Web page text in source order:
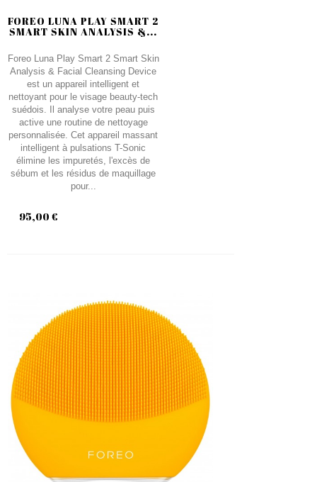
FOREO LUNA PLAY SMART 2
SMART SKIN ANALYSIS &...
Foreo Luna Play Smart 2 Smart Skin
Analysis & Facial Cleansing Device
est un appareil intelligent et
nettoyant pour le visage beauty-tech
suédois. Il analyse votre peau puis
active une routine de nettoyage
personnalisée. Cet appareil massant
intelligent à pulsations T-Sonic
élimine les impuretés, l'excès de
sébum et les résidus de maquillage
pour...
95,00 €